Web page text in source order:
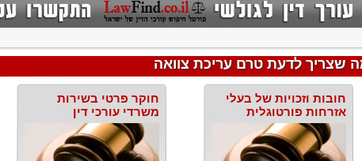
שצריך לדעת טרם עריכת צוואה
חובות וזכויות של בעלי
אזרחות פורטוגלית
חוקר פרטי בשירות
משרדי עורכי דין